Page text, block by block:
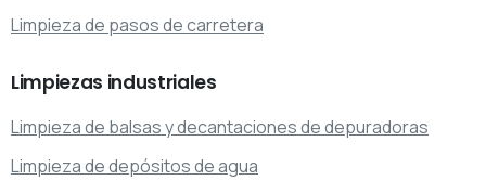
Limpieza de pasos de carretera
Limpiezas industriales
Limpieza de balsas y decantaciones de depuradoras
Limpieza de depósitos de agua